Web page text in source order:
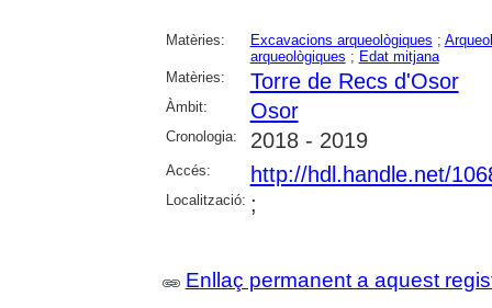
Matèries: Excavacions arqueològiques ;
arqueològiques ; Edat mitjana
Matèries:
Torre de Recs d'Osor
Àmbit: Osor
Cronologia: 2018 - 2019
Accés: http://hdl.handle.net/
Localització: ;
Enllaç permanent a aquest